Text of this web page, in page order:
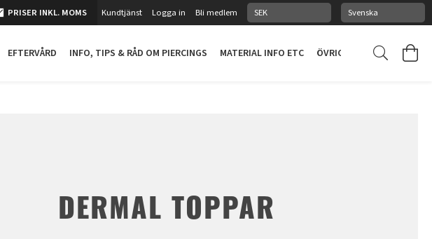
PRISER INKL. MOMS Kundtjänst Logga in Bli medlem
EFTERVÅRD INFO, TIPS & RÅD OM PIERCINGS MATERIAL INFO ETC ÖVRIGT
DERMAL TOPPAR